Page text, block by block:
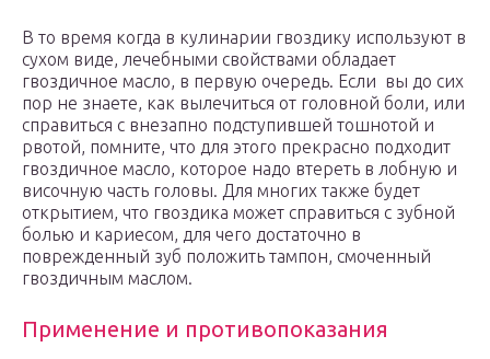
В то время когда в кулинарии гвоздику используют в
сухом виде, лечебными свойствами обладает
гвоздичное масло, в первую очередь. Если вы до сих
пор не знаете, как вылечиться от головной боли, или
справиться с внезапно подступившей тошнотой и
рвотой, помните, что для этого прекрасно подходит
гвоздичное масло, которое надо втереть в лобную и
височную часть головы. Для многих также будет
открытием, что гвоздика может справиться с зубной
болью и кариесом, для чего достаточно в
поврежденный зуб положить тампон, смоченный
гвоздичным маслом.
Применение и противопоказания